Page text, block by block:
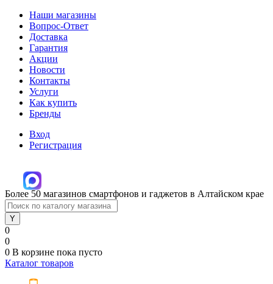
Наши магазины
Вопрос-Ответ
Доставка
Гарантия
Акции
Новости
Контакты
Услуги
Как купить
Бренды
Вход
Регистрация
Более 50 магазинов смартфонов и гаджетов в Алтайском крае
0
0
0 В корзине пока пусто
Каталог товаров